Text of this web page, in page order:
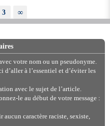
3 ∞
votre nom ou un pseudonyme.
d’aller à l’essentiel et d’éviter les
avec le sujet de l’article.
le au début de votre message :
caractère raciste, sexiste,